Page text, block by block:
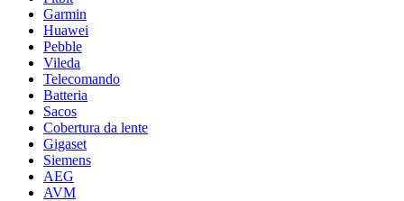
Garmin
Huawei
Pebble
Vileda
Telecomando
Batteria
Sacos
Cobertura da lente
Gigaset
Siemens
AEG
AVM